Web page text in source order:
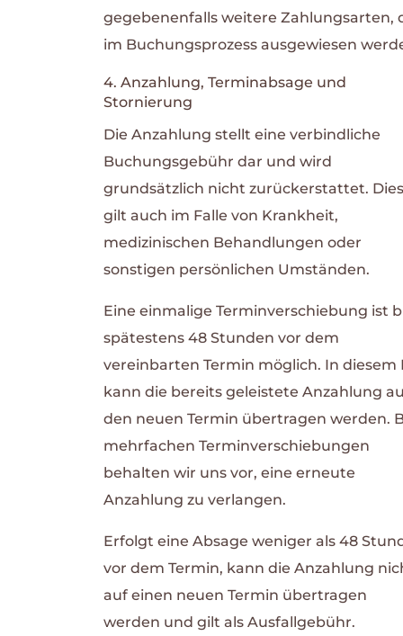
gegebenenfalls weitere Zahlungsarten,
im Buchungsprozess ausgewiesen
4. Anzahlung, Terminabsage und
Stornierung
Die Anzahlung stellt eine verbindliche
Buchungsgebühr dar und wird
grundsätzlich nicht zurückerstattet. Dies
gilt auch im Falle von Krankheit,
medizinischen Behandlungen oder
sonstigen persönlichen Umständen.
Eine einmalige Terminverschiebung ist
spätestens 48 Stunden vor dem
vereinbarten Termin möglich. In diesem
kann die bereits geleistete Anzahlung
den neuen Termin übertragen werden.
mehrfachen Terminverschiebungen
behalten wir uns vor, eine erneute
Anzahlung zu verlangen.
Erfolgt eine Absage weniger als 48
vor dem Termin, kann die Anzahlung
auf einen neuen Termin übertragen
werden und gilt als Ausfallgebühr.